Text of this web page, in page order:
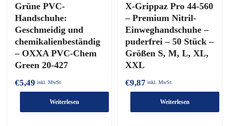
Grüne PVC-
Handschuhe:
Geschmeidig und
chemikalienbeständig
– OXXA PVC-Chem
Green 20-427
€5,49 inkl. MwSt.
Weiterlesen
X-Grippaz Pro 44-560
– Premium Nitril-
Einweghandschuhe –
puderfrei – 50 Stück –
Größen S, M, L, XL,
XXL
€9,87 inkl. MwSt.
Weiterlesen